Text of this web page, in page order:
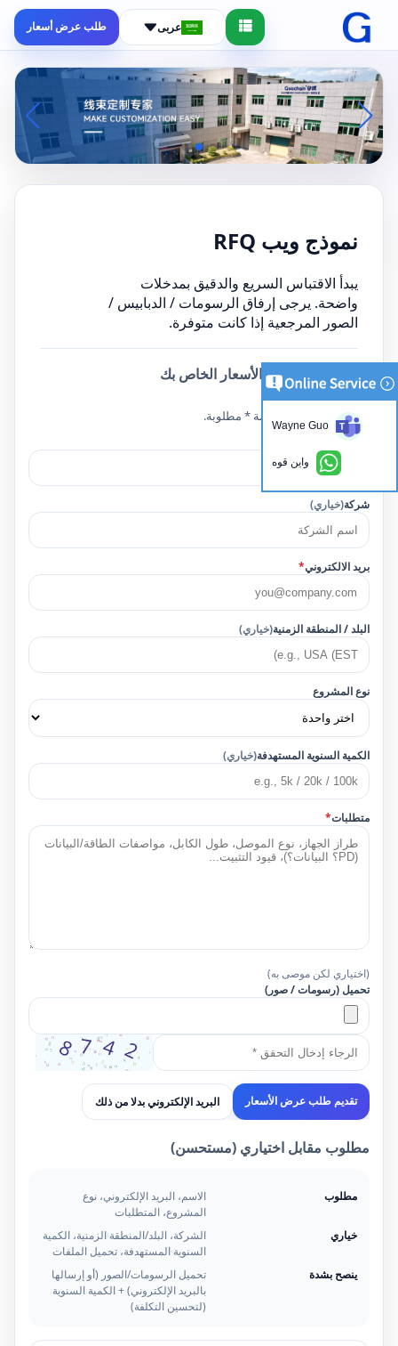
عربى طلب عرض أسعار
نموذج ويب RFQ
يبدأ الاقتباس السريع والدقيق بمدخلات
واضحة. يرجى إرفاق الرسومات / الدبابيس /
الصور المرجعية إذا كانت متوفرة.
أرسل طلب عرض الأسعار الخاص بك
الحقول التي تحمل علامة * مطلوبة.
اسم*
شركة(خياري)
بريد الالكتروني*
البلد / المنطقة الزمنية(خياري)
نوع المشروع
الكمية السنوية المستهدفة(خياري)
متطلبات*
(اختياري لكن موصى به)
تحميل (رسومات / صور)
تقديم طلب عرض الأسعار البريد الإلكتروني بدلا من ذلك
مطلوب مقابل اختياري (مستحسن)
مطلوب
الاسم، البريد الإلكتروني، نوع
المشروع، المتطلبات
خياري
الشركة، البلد/المنطقة الزمنية، الكمية
السنوية المستهدفة، تحميل الملفات
ينصح بشدة
تحميل الرسومات/الصور (أو إرسالها
بالبريد الإلكتروني) + الكمية السنوية
(لتحسين التكلفة)
Wayne Guo
واين قوه